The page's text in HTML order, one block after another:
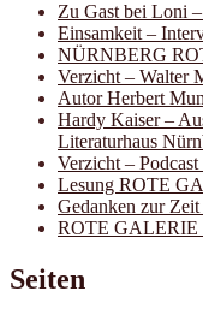
Zu Gast bei Loni
Einsamkeit –
NÜRNBERG
Verzicht – Walter
Autor Herbert
Hardy Kaiser –
Literaturhaus
Verzicht –
Lesung ROTE
Gedanken zur
ROTE GALERIE
Seiten